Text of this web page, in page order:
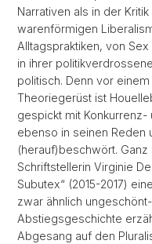
Narrativen als in der
warenförmigen
Alltagspraktiken, von
in ihrer
politisch. Denn vor
Theoriegerüst ist
gespickt mit
ebenso in seinen Reden
(herauf)beschwört.
Schriftstellerin Virginie
Subutex“ (2015-2017)
zwar ähnlich
Abstiegsgeschichte
Abgesang auf den